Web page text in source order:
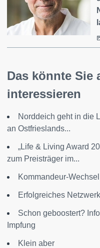
Das könnte Sie
interessieren
Norddeich geht in die
an Ostfrieslands...
„Life & Living Award
zum Preisträger im...
Kommandeur-
Erfolgreiches
Schon geboostert?
Impfung
Klein aber